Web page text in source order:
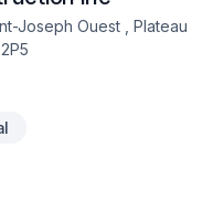
Joseph Ouest , Plateau